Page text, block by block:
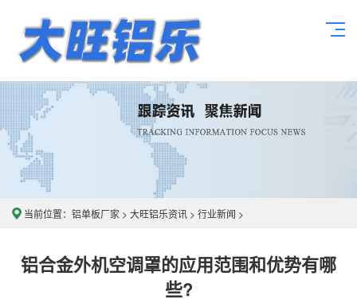
当前位置： 铝单板厂家 > 大旺铝乐资讯 > 行业新闻 >
铝合金外机空调罩的应用范围和优势有哪
些?